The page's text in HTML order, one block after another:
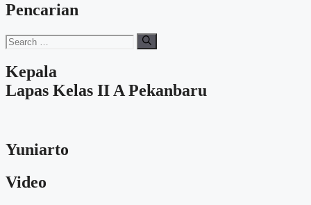
Pencarian
Search
for:
Kepala
Lapas Kelas II A Pekanbaru
Yuniarto
Video